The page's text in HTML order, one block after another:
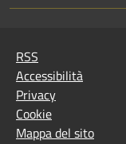
RSS
Accessibilità
Privacy
Cookie
Mappa del sito